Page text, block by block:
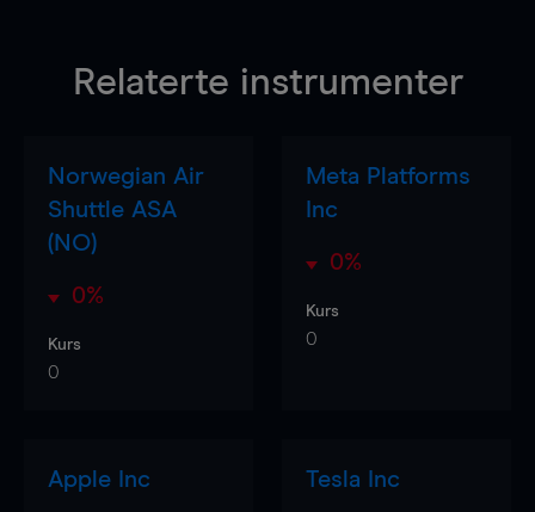
Relaterte instrumenter
Norwegian Air
Shuttle ASA
(NO)
0%
Kurs
0
Meta Platforms
Inc
0%
Kurs
0
Apple Inc Tesla Inc